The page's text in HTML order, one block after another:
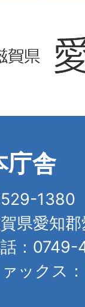
庁舎
529-
県愛知
：0749-
ックス